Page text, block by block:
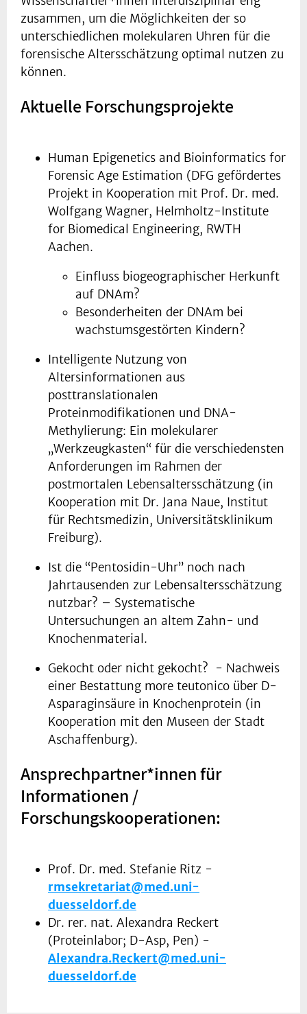
zusammen, um die Möglichkeiten der so
unterschiedlichen molekularen Uhren für die
forensische Altersschätzung optimal nutzen zu
können.
Aktuelle Forschungsprojekte
Human Epigenetics and Bioinformatics for
Forensic Age Estimation (DFG gefördertes
Projekt in Kooperation mit Prof. Dr. med.
Wolfgang Wagner, Helmholtz-Institute
for Biomedical Engineering, RWTH
Aachen.
Einfluss biogeographischer Herkunft
auf DNAm?
Besonderheiten der DNAm bei
wachstumsgestörten Kindern?
Intelligente Nutzung von
Altersinformationen aus
posttranslationalen
Proteinmodifikationen und DNA-
Methylierung: Ein molekularer
„Werkzeugkasten“ für die verschiedensten
Anforderungen im Rahmen der
postmortalen Lebensaltersschätzung (in
Kooperation mit Dr. Jana Naue, Institut
für Rechtsmedizin, Universitätsklinikum
Freiburg).
Ist die “Pentosidin-Uhr” noch nach
Jahrtausenden zur Lebensaltersschätzung
nutzbar? – Systematische
Untersuchungen an altem Zahn- und
Knochenmaterial.
Gekocht oder nicht gekocht? - Nachweis
einer Bestattung more teutonico über D-
Asparaginsäure in Knochenprotein (in
Kooperation mit den Museen der Stadt
Aschaffenburg).
Ansprechpartner*innen für
Informationen /
Forschungskooperationen:
Prof. Dr. med. Stefanie Ritz -
rmsekretariat@med.uni-
duesseldorf.de
Dr. rer. nat. Alexandra Reckert
(Proteinlabor; D-Asp, Pen) -
Alexandra.Reckert@med.uni-
duesseldorf.de